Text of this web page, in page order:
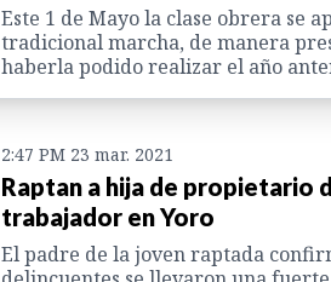
Este 1 de Mayo la clase obrera se
tradicional marcha, de manera
haberla podido realizar el año
2:47 PM 23 mar. 2021
Raptan a hija de propietario
trabajador en Yoro
El padre de la joven raptada